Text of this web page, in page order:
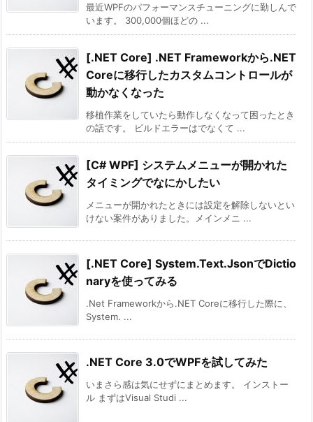
最近WPFのパフォーマンスチューニングに勤しんで
います。 300,000個ほどの ...
[.NET Core] .NET Frameworkから.NET
Coreに移行したカスタムコントロールが
動かなくなった
移植作業をしていたら動作しなくなって困ったとき
の話です。 ビルドエラーはでなくて ...
[C# WPF] システムメニューが開かれた
タイミングでなにかしたい
メニューが開かれたときには設定を解除しないとい
けない案件がありました。メインメニ ...
[.NET Core] System.Text.JsonでDictio
naryを使ってみる
.Net Frameworkから.NET Coreに移行した際に、
System. ...
.NET Core 3.0でWPFを試してみた
いまさら感は気にせずにまとめます。 インストー
ル まずはVisual Studi ...